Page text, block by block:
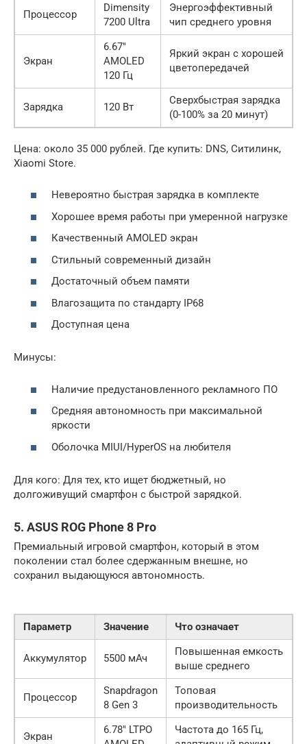
Процессор
Dimensity
7200 Ultra
Энергоэффективный
чип среднего уровня
Экран
6.67″
AMOLED
120 Гц
Яркий экран с хорошей
цветопередачей
Зарядка 120 Вт
Сверхбыстрая зарядка
(0-100% за 20 минут)
Цена: около 35 000 рублей. Где купить: DNS, Ситилинк,
Xiaomi Store.
Невероятно быстрая зарядка в комплекте
Хорошее время работы при умеренной нагрузке
Качественный AMOLED экран
Стильный современный дизайн
Достаточный объем памяти
Влагозащита по стандарту IP68
Доступная цена
Минусы:
Наличие предустановленного рекламного ПО
Средняя автономность при максимальной
яркости
Оболочка MIUI/HyperOS на любителя
Для кого: Для тех, кто ищет бюджетный, но
долгоживущий смартфон с быстрой зарядкой.
5. ASUS ROG Phone 8 Pro
Премиальный игровой смартфон, который в этом
поколении стал более сдержанным внешне, но
сохранил выдающуюся автономность.
Параметр Значение Что означает
Аккумулятор 5500 мАч
Повышенная емкость
выше среднего
Процессор
Snapdragon
8 Gen 3
Топовая
производительность
Экран
6.78″ LTPO
Частота до 165 Гц,